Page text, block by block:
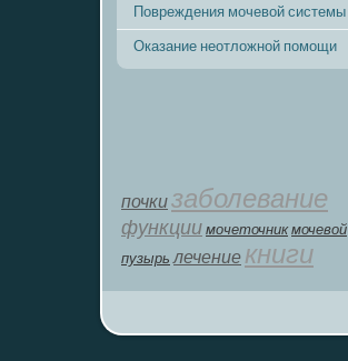
Повреждения мочевой системы
Оказание неотложной помощи
почкизаболевание
функции мοчеточник мочевой
пузырь лечение книги